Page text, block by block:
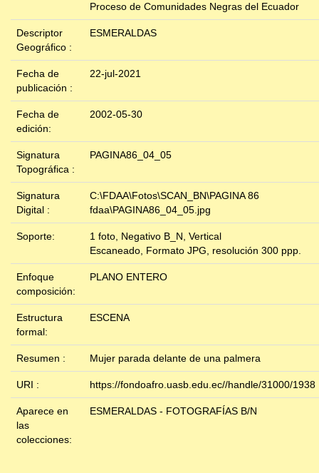
Proceso de Comunidades Negras del Ecuador
Descriptor
Geográfico :
ESMERALDAS
Fecha de
publicación :
22-jul-2021
Fecha de
edición:
2002-05-30
Signatura
Topográfica :
PAGINA86_04_05
Signatura
Digital :
C:\FDAA\Fotos\SCAN_BN\PAGINA 86
fdaa\PAGINA86_04_05.jpg
Soporte:
1 foto, Negativo B_N, Vertical
Escaneado, Formato JPG, resolución 300 ppp.
Enfoque
composición:
PLANO ENTERO
Estructura
formal:
ESCENA
Resumen : Mujer parada delante de una palmera
URI : https://fondoafro.uasb.edu.ec//handle/31000/1938
Aparece en
las
colecciones:
ESMERALDAS - FOTOGRAFÍAS B/N